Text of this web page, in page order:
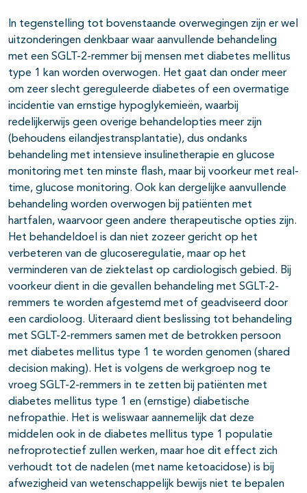
In tegenstelling tot bovenstaande overwegingen zijn er wel
uitzonderingen denkbaar waar aanvullende behandeling
met een SGLT-2-remmer bij mensen met diabetes mellitus
type 1 kan worden overwogen. Het gaat dan onder meer
om zeer slecht gereguleerde diabetes of een overmatige
incidentie van ernstige hypoglykemieën, waarbij
redelijkerwijs geen overige behandelopties meer zijn
(behoudens eilandjestransplantatie), dus ondanks
behandeling met intensieve insulinetherapie en glucose
monitoring met ten minste flash, maar bij voorkeur met real-
time, glucose monitoring. Ook kan dergelijke aanvullende
behandeling worden overwogen bij patiënten met
hartfalen, waarvoor geen andere therapeutische opties zijn.
Het behandeldoel is dan niet zozeer gericht op het
verbeteren van de glucoseregulatie, maar op het
verminderen van de ziektelast op cardiologisch gebied. Bij
voorkeur dient in die gevallen behandeling met SGLT-2-
remmers te worden afgestemd met of geadviseerd door
een cardioloog. Uiteraard dient beslissing tot behandeling
met SGLT-2-remmers samen met de betrokken persoon
met diabetes mellitus type 1 te worden genomen (shared
decision making). Het is volgens de werkgroep nog te
vroeg SGLT-2-remmers in te zetten bij patiënten met
diabetes mellitus type 1 en (ernstige) diabetische
nefropathie. Het is weliswaar aannemelijk dat deze
middelen ook in de diabetes mellitus type 1 populatie
nefroprotectief zullen werken, maar hoe dit effect zich
verhoudt tot de nadelen (met name ketoacidose) is bij
afwezigheid van wetenschappelijk bewijs niet te bepalen